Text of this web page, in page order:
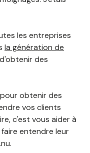
les entreprises
la génération de
des
obtenir des
vos clients
c'est vous aider à
entendre leur